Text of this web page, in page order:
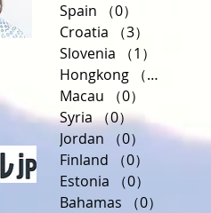
Spain
（0）
Croatia
（3）
Slovenia
（1）
Hongkong
（0）
Macau
（0）
Syria（0）0件の記事
Jordan
（0）
0件の記事
Finland
（0）
Estonia
（0）
Bahamas
（0）